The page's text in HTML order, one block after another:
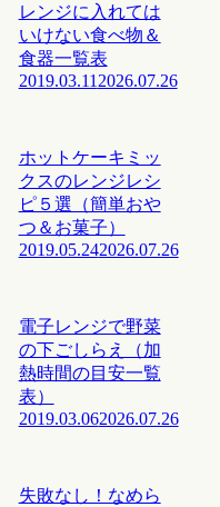
レンジに入れては
いけない食べ物＆
食器一覧表
2019.03.11 2026.07.26
ホットケーキミッ
クスのレンジレシ
ピ５選（簡単おや
つ＆お菓子）
2019.05.242026.07.26
電子レンジで野菜
の下ごしらえ（加
熱時間の目安一覧
表）
2019.03.062026.07.26
失敗なし！なめら